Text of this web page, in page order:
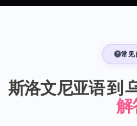
常见
斯洛文尼亚语 到
解